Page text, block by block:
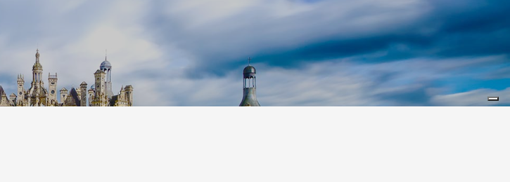
Leaflet|©Koobcamp S.r.l.